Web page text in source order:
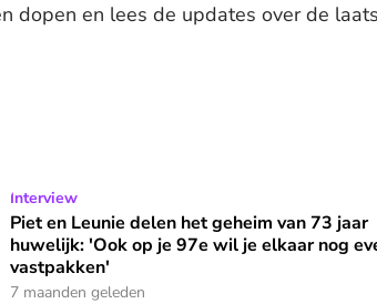
dopen en lees de updates over de
of wij Hem weten te herkennen
Piet en Leunie delen het geheim van 73 jaar
⭐ Premium
Interview
Piet en Leunie delen het geheim van 73 jaar
huwelijk: 'Ook op je 97e wil je elkaar nog
vastpakken'
7 maanden geleden